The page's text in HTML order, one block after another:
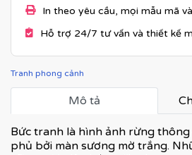
In theo yêu cầu, mọi mẫu mã
Hỗ trợ 24/7 tư vấn và thiết kế
Tranh phong cảnh
Mô tả
Bức tranh là hình ảnh rừng
phủ bởi màn sương mờ trắng.